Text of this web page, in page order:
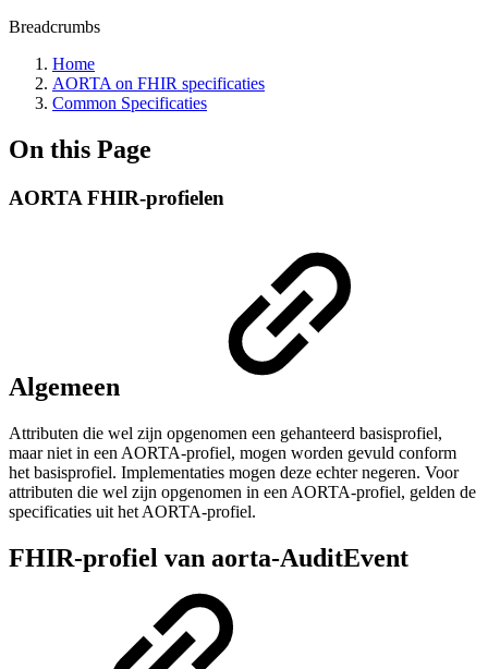
Breadcrumbs
Home
AORTA on FHIR specificaties
Common Specificaties
On this Page
AORTA FHIR-profielen
Algemeen
Attributen die wel zijn opgenomen een gehanteerd basisprofiel,
maar niet in een AORTA-profiel, mogen worden gevuld conform
het basisprofiel. Implementaties mogen deze echter negeren. Voor
attributen die wel zijn opgenomen in een AORTA-profiel, gelden de
specificaties uit het AORTA-profiel.
FHIR-profiel van aorta-AuditEvent